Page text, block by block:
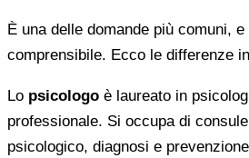
È una delle domande più comuni,
comprensibile. Ecco le differenze
Lo psicologo è laureato in
professionale. Si occupa di
psicologico, diagnosi e